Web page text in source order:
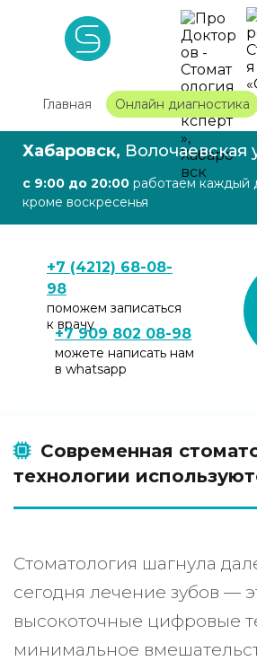
Онлайн диагностика
Главная
Хабаровск, Волочаевская
с 9:00 до 20:00 работаем каждый
кроме воскресенья
+7 909 802 08-98
можете написать нам
в whatsapp
+7 (4212) 68-08-
98
поможем записаться
к врачу
Современная
технологии
Стоматология шагнула
сегодня лечение зубов —
высокоточные цифровые
минимальное